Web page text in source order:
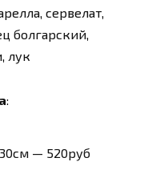
сервелат,
болгарский,
лук
:
30см — 520руб